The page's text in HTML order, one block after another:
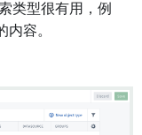
类型很有用，例
容。